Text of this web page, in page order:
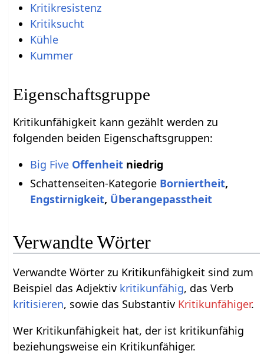
Kritikresistenz
Kritiksucht
Kühle
Kummer
Eigenschaftsgruppe
Kritikunfähigkeit kann gezählt werden zu
folgenden beiden Eigenschaftsgruppen:
Big Five Offenheitniedrig
Schattenseiten-Kategorie Borniertheit,
Engstirnigkeit, Überangepasstheit
Verwandte Wörter
Verwandte Wörter zu Kritikunfähigkeit sind zum
Beispiel das Adjektiv kritikunfähig, das Verb
kritisieren, sowie das Substantiv Kritikunfähiger.
Wer Kritikunfähigkeit hat, der ist kritikunfähig
beziehungsweise ein Kritikunfähiger.